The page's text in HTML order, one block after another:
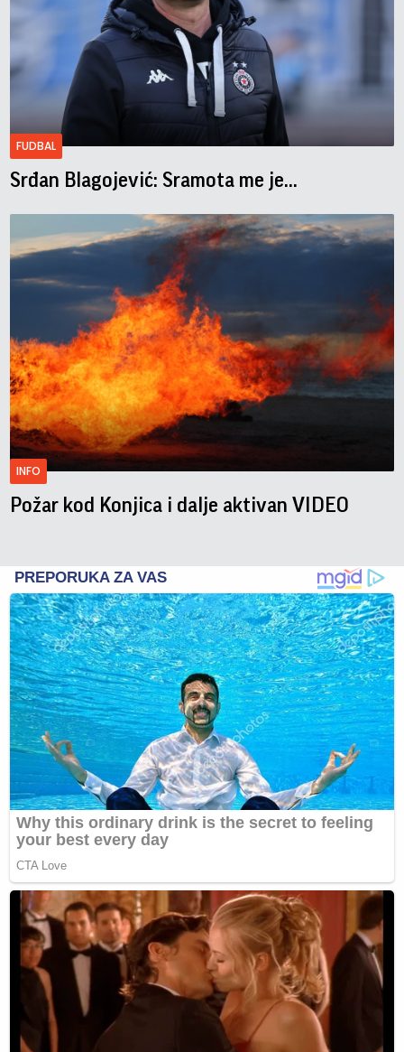
FUDBAL
Srđan Blagojević: Sramota me je...
INFO
Požar kod Konjica i dalje aktivan VIDEO